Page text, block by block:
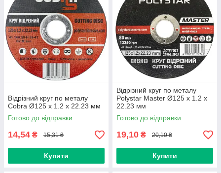
Відрізний круг по металу
Cobra Ø125 х 1.2 х 22.23 мм
Готово до відправки
14,54 ₴ 15,31 ₴
Купити
Відрізний круг по металу
Polystar Master Ø125 х 1.2 х
22.23 мм
Готово до відправки
19,10 ₴ 20,10 ₴
Купити